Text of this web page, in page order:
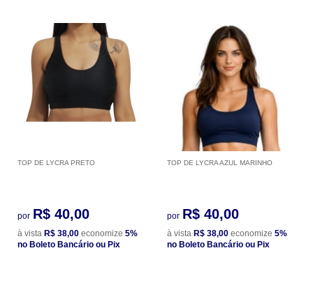
TOP DE LYCRA PRETO
por R$ 40,00
à vista R$ 38,00 economize 5%
no Boleto Bancário ou Pix
TOP DE LYCRA AZUL MARINHO
por R$ 40,00
à vista R$ 38,00 economize 5%
no Boleto Bancário ou Pix